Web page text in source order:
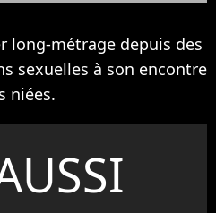
long-métrage depuis des
sexuelles à son encontre
niées.